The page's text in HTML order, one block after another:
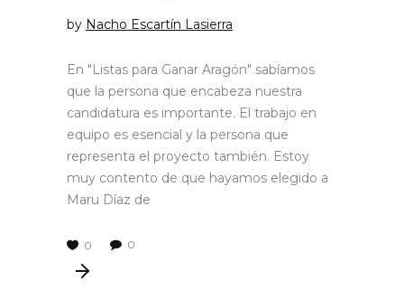
by Nacho Escartín Lasierra
En "Listas para Ganar Aragón" sabíamos
que la persona que encabeza nuestra
candidatura es importante. El trabajo en
equipo es esencial y la persona que
representa el proyecto también. Estoy
muy contento de que hayamos elegido a
Maru Díaz de
0 0